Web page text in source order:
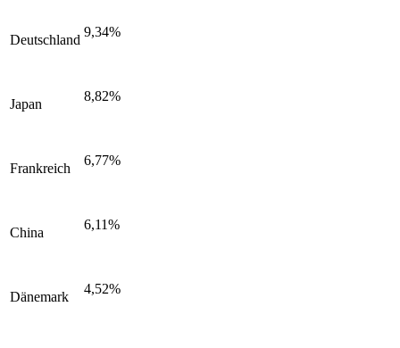
Deutschland
9,34%
Japan
8,82%
Frankreich
6,77%
China
6,11%
Dänemark
4,52%